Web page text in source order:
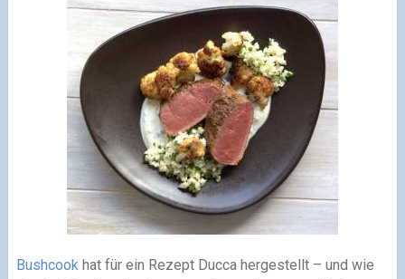
Bushcook hat für ein Rezept Ducca hergestellt – und wie